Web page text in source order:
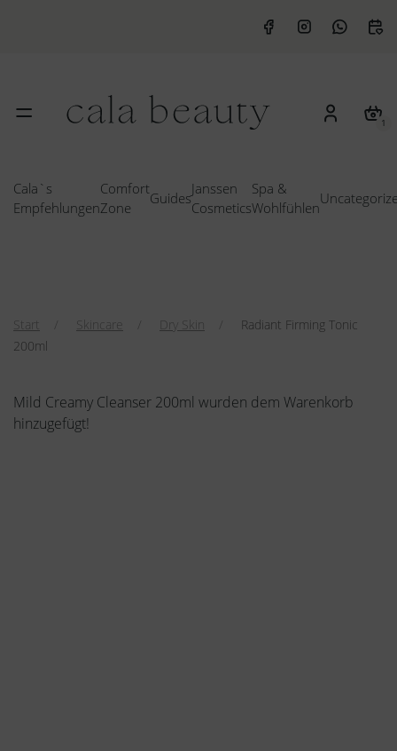
1
Cala`s
Empfehlungen
Comfort
Zone
Guides
Janssen
Cosmetics
Spa &
Wohlfühlen
Start Skincare Dry Skin
Radiant Firming Tonic
200ml
Mild Creamy Cleanser 200ml wurden dem Warenkorb
hinzugefügt!